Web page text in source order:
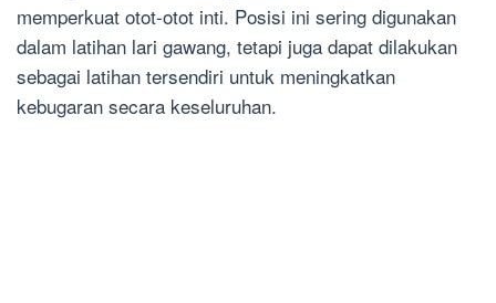
memperkuat otot-otot inti. Posisi ini sering digunakan
dalam latihan lari gawang, tetapi juga dapat dilakukan
sebagai latihan tersendiri untuk meningkatkan
kebugaran secara keseluruhan.